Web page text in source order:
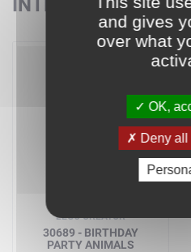
INTÉRESSER
LEGO CREATOR
30689 - BIRTHDAY
PARTY ANIMALS
and gives
over what
OK,
Deny